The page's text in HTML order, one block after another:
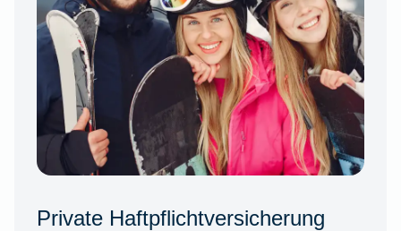
Private Haftpflichtversicherung